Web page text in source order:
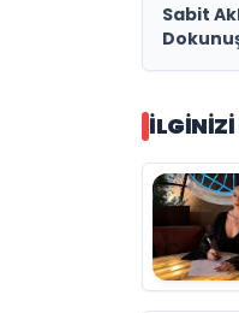
Sabit
İLGINIZI